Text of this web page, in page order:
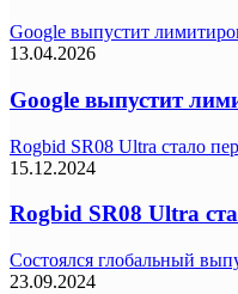
Google выпустит
13.04.2026
Google выпустит
Rogbid SR08 Ultra стало
15.12.2024
Rogbid SR08 Ultra
Состоялся глобальный
23.09.2024